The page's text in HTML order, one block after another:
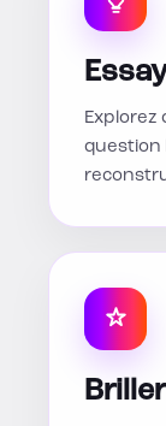
Explorez
question
Briller